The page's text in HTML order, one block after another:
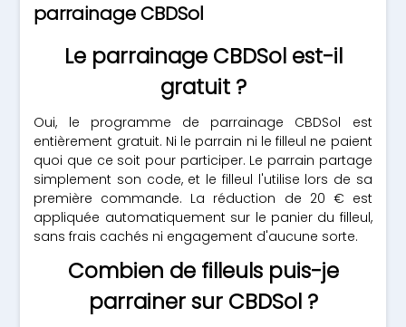
parrainage CBDSol
Le parrainage CBDSol est-il
gratuit ?
Oui, le programme de parrainage CBDSol est
entièrement gratuit. Ni le parrain ni le filleul ne paient
quoi que ce soit pour participer. Le parrain partage
simplement son code, et le filleul l'utilise lors de sa
première commande. La réduction de 20 € est
appliquée automatiquement sur le panier du filleul,
sans frais cachés ni engagement d'aucune sorte.
Combien de filleuls puis-je
parrainer sur CBDSol ?